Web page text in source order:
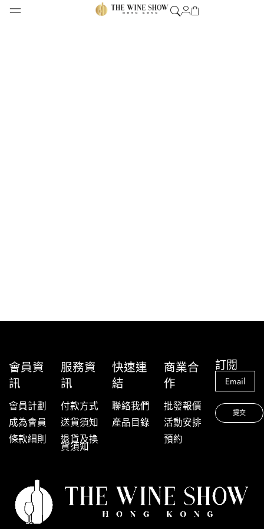
會員資
訊
會員計劃
成為會員
條款細則
服務資
訊
付款方式
送貨須知
退貨及換
貨須知
快速連
結
聯絡我們
產品目錄
商業合
作
批發報價
活動安排
預約
訂閱